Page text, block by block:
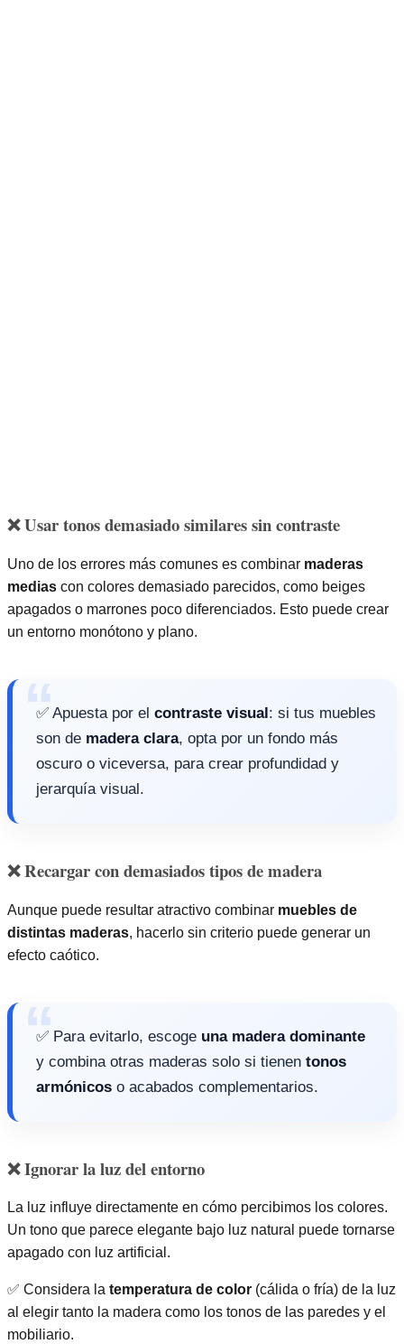
❌ Usar tonos demasiado similares sin contraste
Uno de los errores más comunes es combinar maderas
medias con colores demasiado parecidos, como beiges
apagados o marrones poco diferenciados. Esto puede crear
un entorno monótono y plano.
✅ Apuesta por el contraste visual: si tus muebles
son de madera clara, opta por un fondo más
oscuro o viceversa, para crear profundidad y
jerarquía visual.
❌ Recargar con demasiados tipos de madera
Aunque puede resultar atractivo combinar muebles de
distintas maderas, hacerlo sin criterio puede generar un
efecto caótico.
✅ Para evitarlo, escoge una madera dominante
y combina otras maderas solo si tienen tonos
armónicos o acabados complementarios.
❌ Ignorar la luz del entorno
La luz influye directamente en cómo percibimos los colores.
Un tono que parece elegante bajo luz natural puede tornarse
apagado con luz artificial.
✅ Considera la temperatura de color (cálida o fría) de la luz
al elegir tanto la madera como los tonos de las paredes y el
mobiliario.